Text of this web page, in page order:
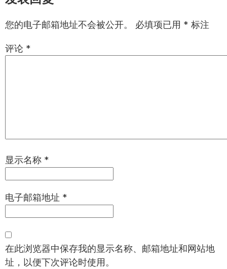
Interactions
您的电子邮箱地址不会被公开。 必填项已用 * 标注
评论 *
显示名称 *
电子邮箱地址 *
在此浏览器中保存我的显示名称、邮箱地址和网站地
址，以便下次评论时使用。